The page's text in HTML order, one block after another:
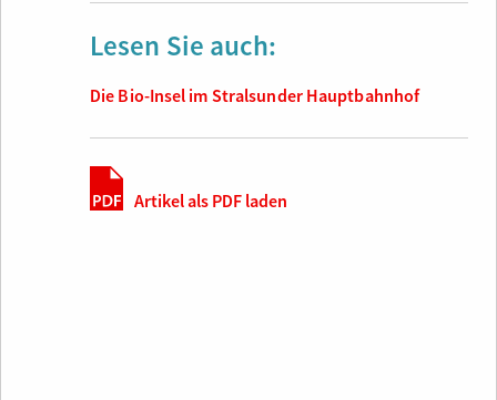
Lesen Sie auch:
Die Bio-Insel im Stralsunder Hauptbahnhof
Artikel als PDF laden